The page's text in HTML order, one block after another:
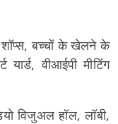
बच्चों के खेलने के
यार्ड, वीआईपी मीटिंग
विजुअल हॉल, लॉबी,